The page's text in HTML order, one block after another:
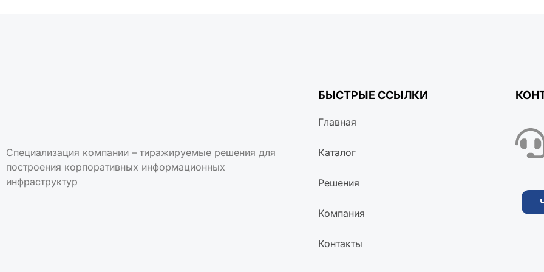
Специализация компании – тиражируемые решения для
построения корпоративных информационных
инфраструктур
БЫСТРЫЕ ССЫЛКИ
Главная
Каталог
Решения
Компания
Контакты